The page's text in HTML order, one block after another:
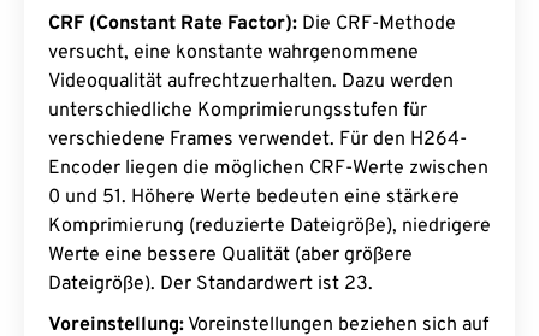
CRF (Constant Rate Factor): Die CRF-Methode
versucht, eine konstante wahrgenommene
Videoqualität aufrechtzuerhalten. Dazu werden
unterschiedliche Komprimierungsstufen für
verschiedene Frames verwendet. Für den H264-
Encoder liegen die möglichen CRF-Werte zwischen
0 und 51. Höhere Werte bedeuten eine stärkere
Komprimierung (reduzierte Dateigröße), niedrigere
Werte eine bessere Qualität (aber größere
Dateigröße). Der Standardwert ist 23.
Voreinstellung: Voreinstellungen beziehen sich auf